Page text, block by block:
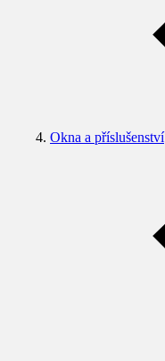
Okna a příslušenství